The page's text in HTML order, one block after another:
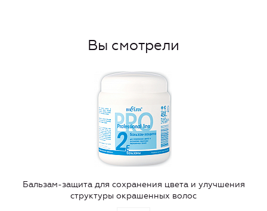
Вы смотрели
Бальзам-защита для сохранения цвета и улучшения
структуры окрашенных волос